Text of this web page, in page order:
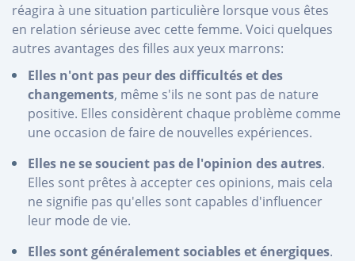
réagira à une situation particulière lorsque vous êtes
en relation sérieuse avec cette femme. Voici quelques
autres avantages des filles aux yeux marrons:
Elles n'ont pas peur des difficultés et des
changements, même s'ils ne sont pas de nature
positive. Elles considèrent chaque problème comme
une occasion de faire de nouvelles expériences.
Elles ne se soucient pas de l'opinion des autres.
Elles sont prêtes à accepter ces opinions, mais cela
ne signifie pas qu'elles sont capables d'influencer
leur mode de vie.
Elles sont généralement sociables et énergiques.